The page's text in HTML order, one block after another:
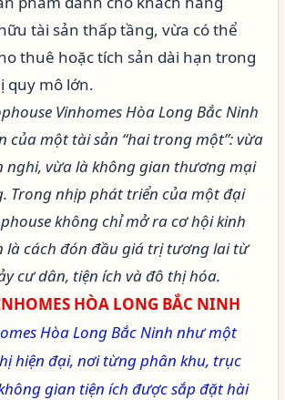
tài sản thấp tầng, vừa có thể
thuê hoặc tích sản dài hạn trong
quy mô lớn.
Vinhomes Hòa Long Bắc Ninh
của một tài sản “hai trong một”: vừa
nghi, vừa là không gian thương mại
Trong nhịp phát triển của một đại
không chỉ mở ra cơ hội kinh
là cách đón đầu giá trị tương lai từ
cư dân, tiện ích và đô thị hóa.
HÒA LONG BẮC NINH
Hòa Long Bắc Ninh như một
hiện đại, nơi từng phân khu, trục
gian tiện ích được sắp đặt hài